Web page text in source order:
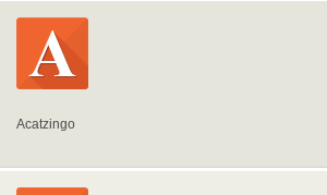
Acatzingo